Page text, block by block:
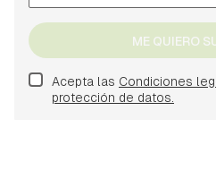
ME QUIERO
Acepta las Condiciones
protección de datos.